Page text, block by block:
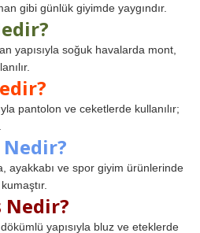
gibi günlük giyimde yaygındır.
yapısıyla soğuk havalarda mont,
pantolon ve ceketlerde kullanılır;
Nedir?
ayakkabı ve spor giyim ürünlerinde
Nedir?
yapısıyla bluz ve eteklerde